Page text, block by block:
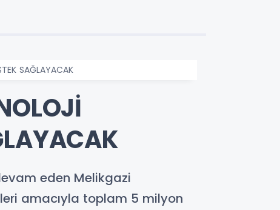
SAĞLAYACAK
eden Melikgazi
amacıyla toplam 5 milyon